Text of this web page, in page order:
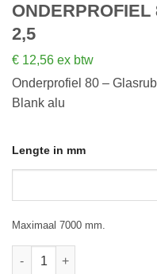
2,5
€ 12,56 ex btw
Onderprofiel 80 –
Blank alu
Lengte in mm
Maximaal 7000 mm.
Onderprofiel 80 -